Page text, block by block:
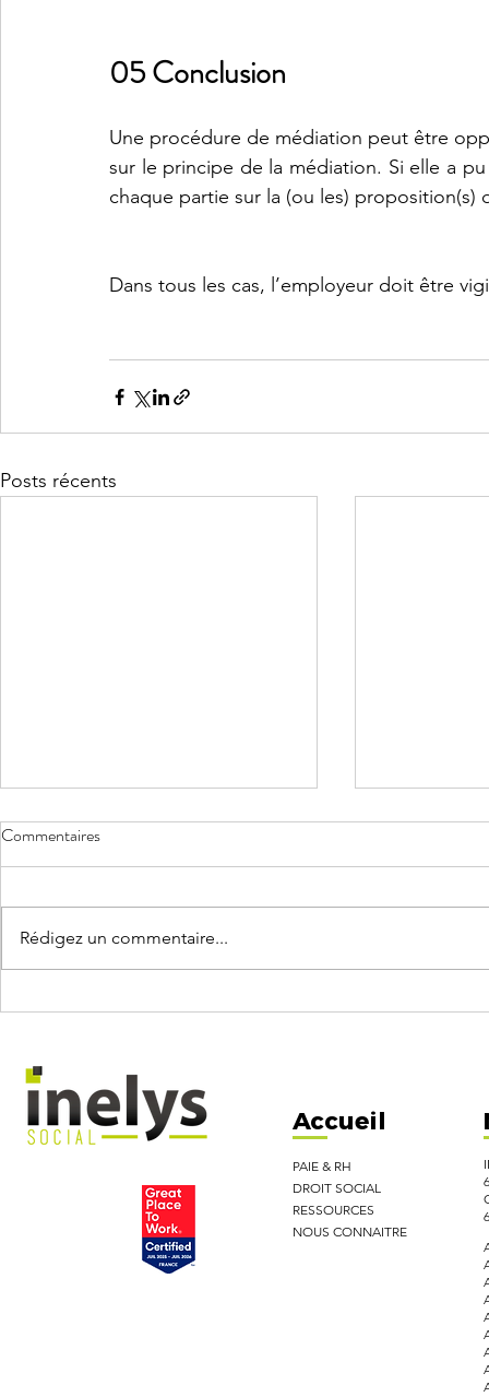
05 Conclusion
Une procédure de médiation peut être
sur le principe de la médiation. Si elle a
chaque partie sur la (ou les)
Dans tous les cas, l’employeur doit être
Posts récents
Congés
Commentaires
Rédigez un commentaire...
Accueil
PAIE & RH
DROIT SOCIAL
RESSOURCES
NOUS CONNAITRE